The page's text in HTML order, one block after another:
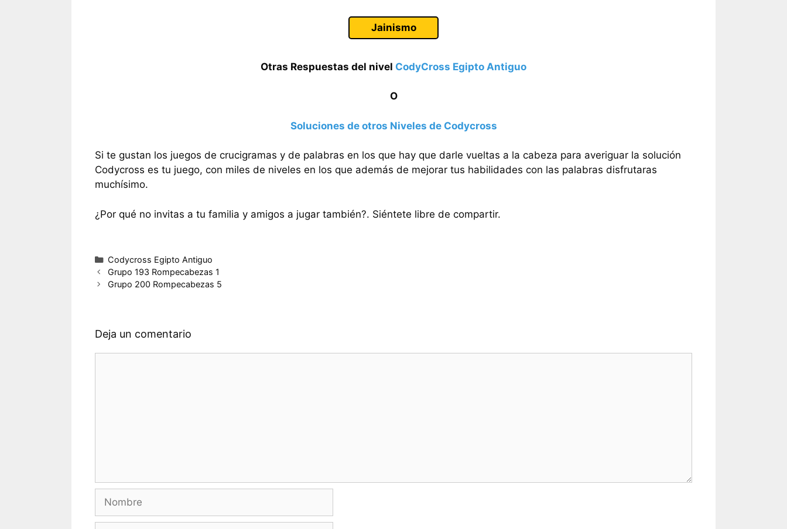
Jainismo
Otras Respuestas del nivel CodyCross Egipto Antiguo
O
Soluciones de otros Niveles de Codycross
Si te gustan los juegos de crucigramas y de palabras en los que hay que darle vueltas a la cabeza para averiguar la solución
Codycross es tu juego, con miles de niveles en los que además de mejorar tus habilidades con las palabras disfrutaras
muchísimo.
¿Por qué no invitas a tu familia y amigos a jugar también?. Siéntete libre de compartir.
Categorías
Codycross Egipto Antiguo
Grupo 193 Rompecabezas 1
Grupo 200 Rompecabezas 5
Deja un comentario